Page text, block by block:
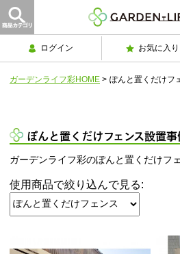
ログイン お気に入り
ガーデンライフ彩HOME > ぽんと置くだけフ
ぽんと置くだけフェンス設置
ガーデンライフ彩のぽんと置くだけフ
使用商品で絞り込んで見る: